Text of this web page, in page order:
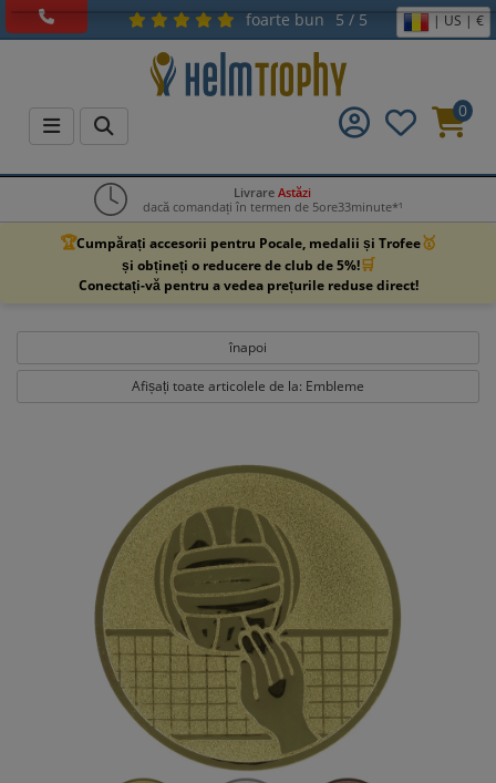
foarte bun 5 / 5 | US | €
0
Livrare Astăzi
dacă comandați în termen de 5ore33minute*¹
🏆Cumpărați accesorii pentru Pocale, medalii și Trofee🥇
și obțineți o reducere de club de 5%!🛒
Conectați-vă pentru a vedea prețurile reduse direct!
înapoi
Afișați toate articolele de la: Embleme